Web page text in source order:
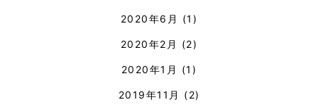
2020年6月 (1)
2020年2月 (2)
2020年1月 (1)
2019年11月 (2)